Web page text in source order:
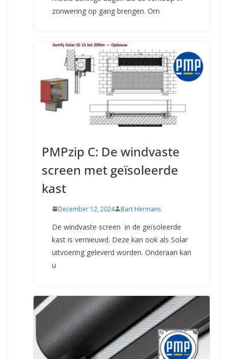
zonwering op gang brengen. Om
PMPzip C: De windvaste
screen met geïsoleerde
kast
December 12, 2024 Bart Hermans
De windvaste screen in de geïsoleerde
kast is vernieuwd. Deze kan ook als Solar
uitvoering geleverd worden. Onderaan kan
u